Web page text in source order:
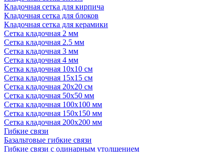
Кладочная сетка для кирпича
Кладочная сетка для блоков
Кладочная сетка для керамики
Сетка кладочная 2 мм
Сетка кладочная 2.5 мм
Сетка кладочная 3 мм
Сетка кладочная 4 мм
Сетка кладочная 10x10 см
Сетка кладочная 15x15 см
Сетка кладочная 20x20 см
Сетка кладочная 50x50 мм
Сетка кладочная 100x100 мм
Сетка кладочная 150x150 мм
Сетка кладочная 200x200 мм
Гибкие связи
Базальтовые гибкие связи
Гибкие связи с одинарным утолщением